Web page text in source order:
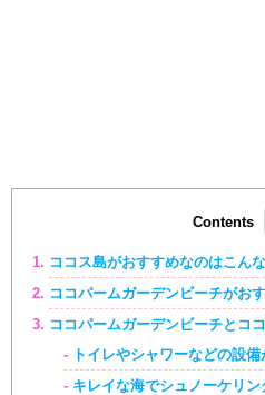
Contents
ココス島がおすすめなのはこんな
ココパームガーデンビーチがお
ココパームガーデンビーチとコ
トイレやシャワーなどの設
キレイな海でシュノーケリン